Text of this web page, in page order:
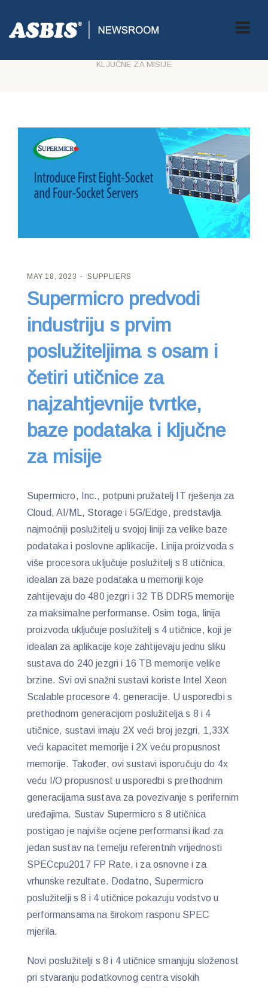
ASBIS CROATIA SUPPLIERS> SUPERMICRO PREDVODI
INDUSTRIJU S PRVIM POSLUŽITELJIMA S OSAM I ČETIRI
KLJUČNE ZA MISIJE
MAY 18, 2023 SUPPLIERS
Supermicro predvodi
industriju s prvim
poslužiteljima s osam i
četiri utičnice za
najzahtjevnije tvrtke,
baze podataka i ključne
za misije
Supermicro, Inc., potpuni pružatelj IT rješenja za
Cloud, AI/ML, Storage i 5G/Edge, predstavlja
najmoćniji poslužitelj u svojoj liniji za velike baze
podataka i poslovne aplikacije. Linija proizvoda s
više procesora uključuje poslužitelj s 8 utičnica,
idealan za baze podataka u memoriji koje
zahtijevaju do 480 jezgri i 32 TB DDR5 memorije
za maksimalne performanse. Osim toga, linija
proizvoda uključuje poslužitelj s 4 utičnice, koji je
idealan za aplikacije koje zahtijevaju jednu sliku
sustava do 240 jezgri i 16 TB memorije velike
brzine. Svi ovi snažni sustavi koriste Intel Xeon
Scalable procesore 4. generacije. U usporedbi s
prethodnom generacijom poslužitelja s 8 i 4
utičnice, sustavi imaju 2X veći broj jezgri, 1,33X
veći kapacitet memorije i 2X veću propusnost
memorije. Također, ovi sustavi isporučuju do 4x
veću I/O propusnost u usporedbi s prethodnim
generacijama sustava za povezivanje s perifernim
uređajima. Sustav Supermicro s 8 utičnica
postigao je najviše ocjene performansi ikad za
jedan sustav na temelju referentnih vrijednosti
SPECcpu2017 FP Rate, i za osnovne i za
vrhunske rezultate. Dodatno, Supermicro
poslužitelji s 8 i 4 utičnice pokazuju vodstvo u
performansama na širokom rasponu SPEC
mjerila.
Novi poslužitelji s 8 i 4 utičnice smanjuju složenost
pri stvaranju podatkovnog centra visokih